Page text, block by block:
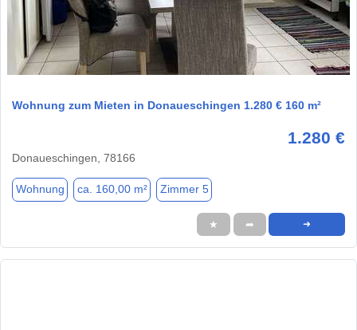
1 / 1
Wohnung zum Mieten in Donaueschingen 1.280 € 160 m²
1.280 €
Donaueschingen, 78166
Wohnung ca. 160,00 m² Zimmer 5
★ ➦ ➜